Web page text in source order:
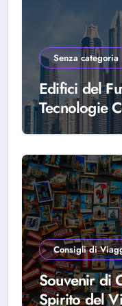
Senza categoria
Edifici del
Tecnologie
Consigli di
Souvenir di
Spirito del